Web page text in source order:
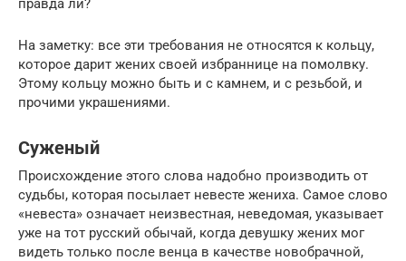
правда ли?
На заметку: все эти требования не относятся к кольцу,
которое дарит жених своей избраннице на помолвку.
Этому кольцу можно быть и с камнем, и с резьбой, и
прочими украшениями.
Суженый
Происхождение этого слова надобно производить от
судьбы, которая посылает невесте жениха. Самое слово
«невеста» означает неизвестная, неведомая, указывает
уже на тот русский обычай, когда девушку жених мог
видеть только после венца в качестве новобрачной,